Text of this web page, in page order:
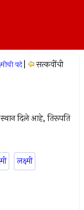
पदे
सत्कवींची
स्थान दिले आहे, तिरूपति
लक्ष्मी